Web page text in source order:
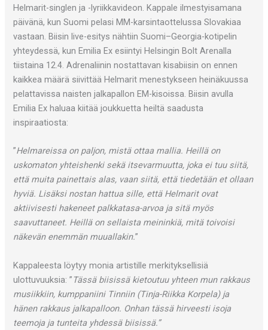
Helmarit-singlen ja -lyriikkavideon. Kappale ilmestyisamana
päivänä, kun Suomi pelasi MM-karsintaottelussa Slovakiaa
vastaan. Biisin live-esitys nähtiin Suomi–Georgia-kotipelin
yhteydessä, kun Emilia Ex esiintyi Helsingin Bolt Arenalla
tiistaina 12.4. Adrenaliinin nostattavan kisabiisin on ennen
kaikkea määrä siivittää Helmarit menestykseen heinäkuussa
pelattavissa naisten jalkapallon EM-kisoissa. Biisin avulla
Emilia Ex haluaa kiitää joukkuetta heiltä saadusta
inspiraatiosta:
”Helmareissa on paljon, mistä ottaa mallia. Heillä on
uskomaton yhteishenki sekä itsevarmuutta, joka ei tuu siitä,
että muita painettais alas, vaan siitä, että tiedetään et ollaan
hyviä. Lisäksi nostan hattua sille, että Helmarit ovat
aktiivisesti hakeneet palkkatasa-arvoa ja sitä myös
saavuttaneet. Heillä on sellaista meininkiä, mitä toivoisi
näkevän enemmän muuallakin.”
Kappaleesta löytyy monia artistille merkityksellisiä
ulottuvuuksia: ” Tässä biisissä kietoutuu yhteen mun rakkaus
musiikkiin, kumppaniini Tinniin (Tinja-Riikka Korpela) ja
hänen rakkaus jalkapalloon. Onhan tässä hirveesti isoja
teemoja ja tunteita yhdessä biisissä.”